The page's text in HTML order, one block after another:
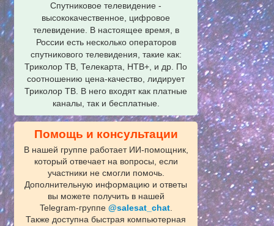
Спутниковое телевидение -
высококачественное, цифровое
телевидение. В настоящее время, в
России есть несколько операторов
спутникового телевидения, такие как:
Триколор ТВ, Телекарта, НТВ+, и др. По
соотношению цена-качество, лидирует
Триколор ТВ. В него входят как платные
каналы, так и бесплатные.
Помощь и консультации
В нашей группе работает ИИ‑помощник,
который отвечает на вопросы, если
участники не смогли помочь.
Дополнительную информацию и ответы
вы можете получить в нашей
Telegram‑группе @salesat_chat.
Также доступна быстрая компьютерная